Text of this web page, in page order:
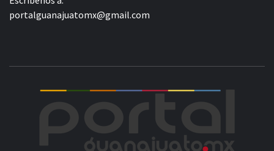
portalguanajuatomx@gmail.com